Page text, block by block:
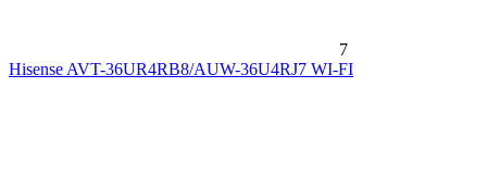
7
Hisense AVT-36UR4RB8/AUW-36U4RJ7 WI-FI